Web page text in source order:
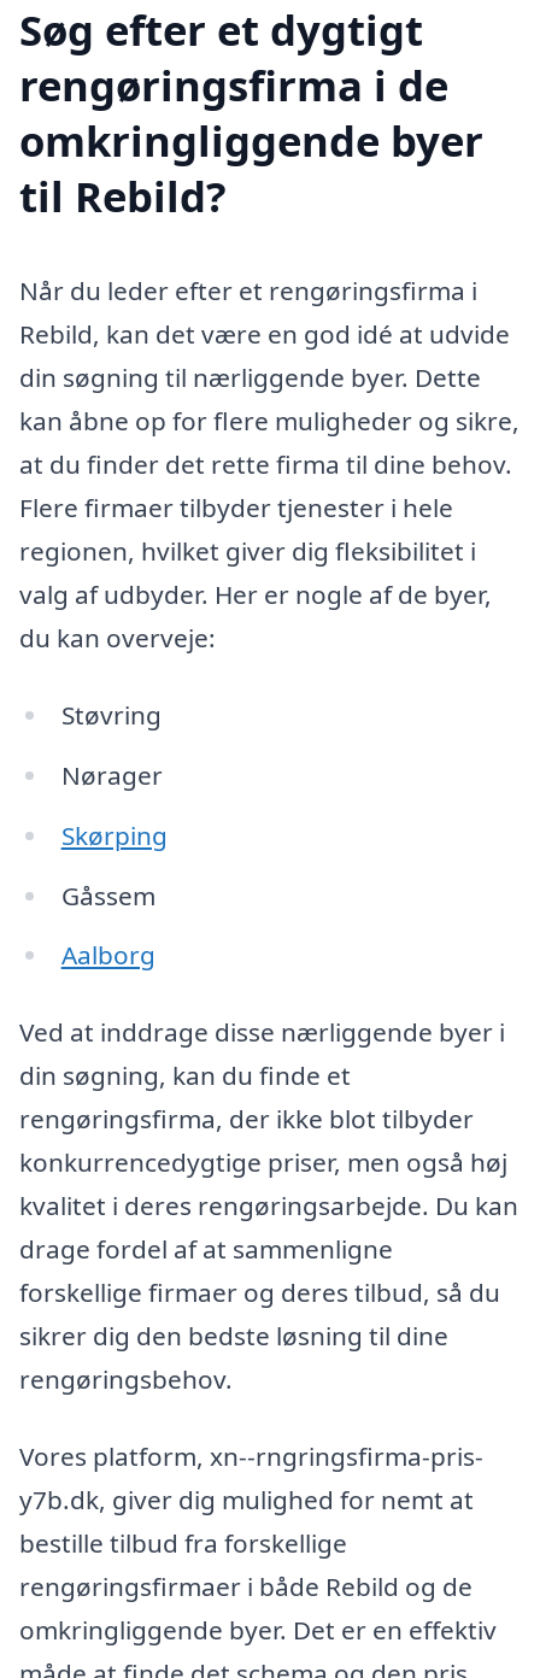
Søg efter et dygtigt
rengøringsfirma i de
omkringliggende byer
til Rebild?
Når du leder efter et rengøringsfirma i
Rebild, kan det være en god idé at udvide
din søgning til nærliggende byer. Dette
kan åbne op for flere muligheder og sikre,
at du finder det rette firma til dine behov.
Flere firmaer tilbyder tjenester i hele
regionen, hvilket giver dig fleksibilitet i
valg af udbyder. Her er nogle af de byer,
du kan overveje:
Støvring
Nørager
Skørping
Gåssem
Aalborg
Ved at inddrage disse nærliggende byer i
din søgning, kan du finde et
rengøringsfirma, der ikke blot tilbyder
konkurrencedygtige priser, men også høj
kvalitet i deres rengøringsarbejde. Du kan
drage fordel af at sammenligne
forskellige firmaer og deres tilbud, så du
sikrer dig den bedste løsning til dine
rengøringsbehov.
Vores platform, xn--rngringsfirma-pris-
y7b.dk, giver dig mulighed for nemt at
bestille tilbud fra forskellige
rengøringsfirmaer i både Rebild og de
omkringliggende byer. Det er en effektiv